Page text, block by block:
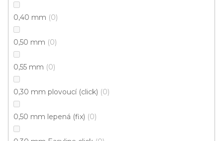
0,40 mm 0
0,50 mm 0
0,55 mm 0
0,30 mm plovoucí (click) 0
0,50 mm lepená (fix) 0
442 Kč
599 Kč
Fix (lepená)